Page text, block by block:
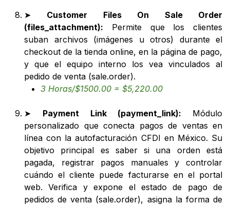
➤ Customer Files On Sale Order
(files_attachment): Permite que los clientes
suban archivos (imágenes u otros) durante el
checkout de la tienda online, en la página de pago,
y que el equipo interno los vea vinculados al
pedido de venta (sale.order).
3 Horas/$1500.00 = $5,220.00
➤ Payment Link (payment_link): Módulo
personalizado que conecta pagos de ventas en
línea con la autofacturación CFDI en México. Su
objetivo principal es saber si una orden está
pagada, registrar pagos manuales y controlar
cuándo el cliente puede facturarse en el portal
web. Verifica y expone el estado de pago de
pedidos de venta (sale.order), asigna la forma de